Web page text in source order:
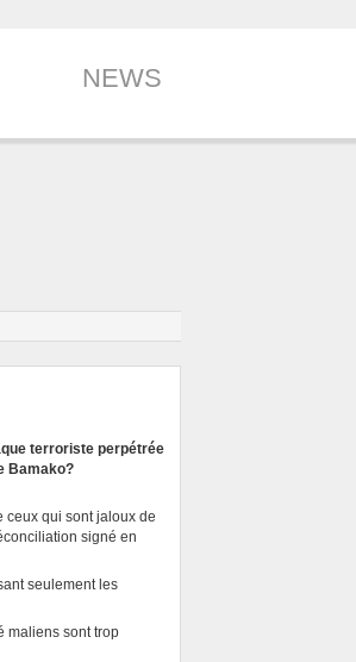
NEWS
terroriste perpétrée
Bamako?
ceux qui sont jaloux de
signé en
seulement les
maliens sont trop